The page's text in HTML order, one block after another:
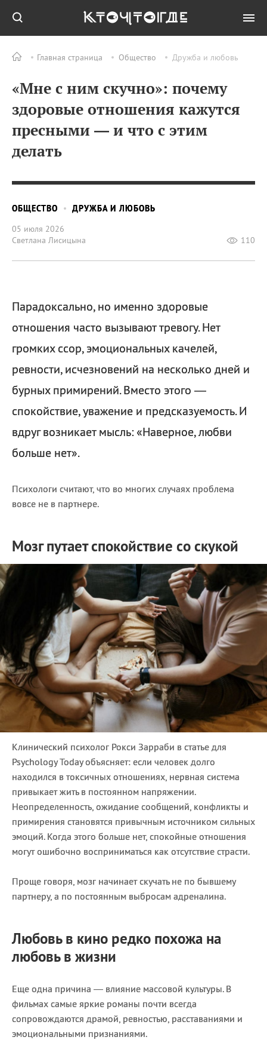
Главная страница Общество Дружба и любовь
«Мне с ним скучно»: почему
здоровые отношения кажутся
пресными — и что с этим
делать
ОБЩЕСТВО
ДРУЖБА И ЛЮБОВЬ
05 июля 2026
Светлана Лисицына
110
Парадоксально, но именно здоровые
отношения часто вызывают тревогу. Нет
громких ссор, эмоциональных качелей,
ревности, исчезновений на несколько дней и
бурных примирений. Вместо этого —
спокойствие, уважение и предсказуемость. И
вдруг возникает мысль: «Наверное, любви
больше нет».
Психологи считают, что во многих случаях проблема
вовсе не в партнере.
Мозг путает спокойствие со скукой
Клинический психолог Рокси Зарраби в статье для
Psychology Today объясняет: если человек долго
находился в токсичных отношениях, нервная система
привыкает жить в постоянном напряжении.
Неопределенность, ожидание сообщений, конфликты и
примирения становятся привычным источником сильных
эмоций. Когда этого больше нет, спокойные отношения
могут ошибочно восприниматься как отсутствие страсти.
Проще говоря, мозг начинает скучать не по бывшему
партнеру, а по постоянным выбросам адреналина.
Любовь в кино редко похожа на
любовь в жизни
Еще одна причина — влияние массовой культуры. В
фильмах самые яркие романы почти всегда
сопровождаются драмой, ревностью, расставаниями и
эмоциональными признаниями.